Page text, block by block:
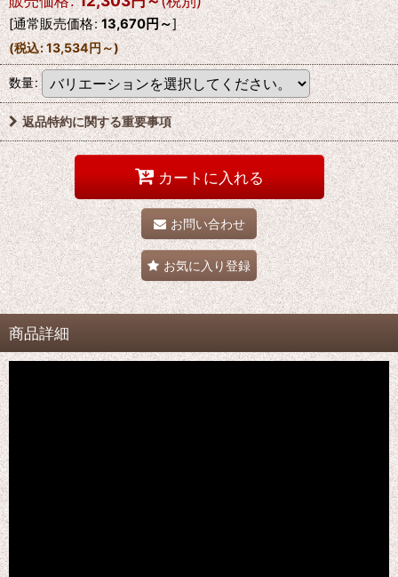
[通常販売価格: 13,670円～]
(税込:13,534円～)
数量:
返品特約に関する重要事項
カートに入れる
お問い合わせ
お気に入り登録
商品詳細